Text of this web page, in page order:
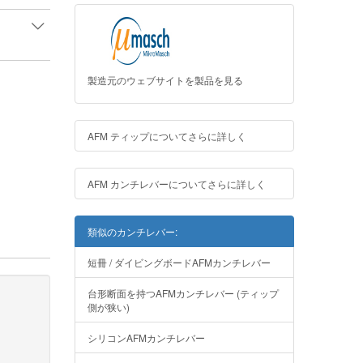
製造元のウェブサイトを製品を見る
AFM ティップについてさらに詳しく
AFM カンチレバーについてさらに詳しく
類似のカンチレバー:
短冊 / ダイビングボードAFMカンチレバー
台形断面を持つAFMカンチレバー (ティップ
側が狭い)
シリコンAFMカンチレバー